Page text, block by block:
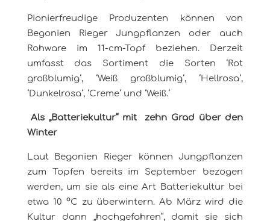
Pionierfreudige Produzenten können von
Begonien Rieger Jungpflanzen oder auch
Rohware im 11-cm-Topf beziehen. Derzeit
umfasst das Sortiment die Sorten ‘Rot
großblumig‘, ‘Weiß großblumig‘, ‘Hellrosa‘,
‘Dunkelrosa‘, ‘Creme‘ und ‘Weiß.‘
Als „Batteriekultur“ mit zehn Grad über den
Winter
Laut Begonien Rieger können Jungpflanzen
zum Topfen bereits im September bezogen
werden, um sie als eine Art Batteriekultur bei
etwa 10 °C zu überwintern. Ab März wird die
Kultur dann „hochgefahren“, damit sie sich